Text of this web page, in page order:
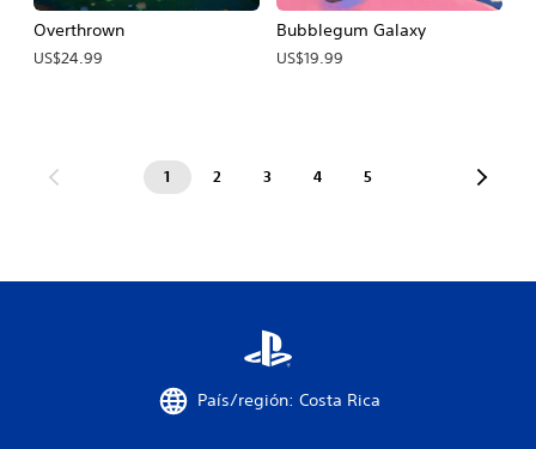
Overthrown
US$24.99
Bubblegum Galaxy
US$19.99
1 2 3 4 5
País/región: Costa Rica